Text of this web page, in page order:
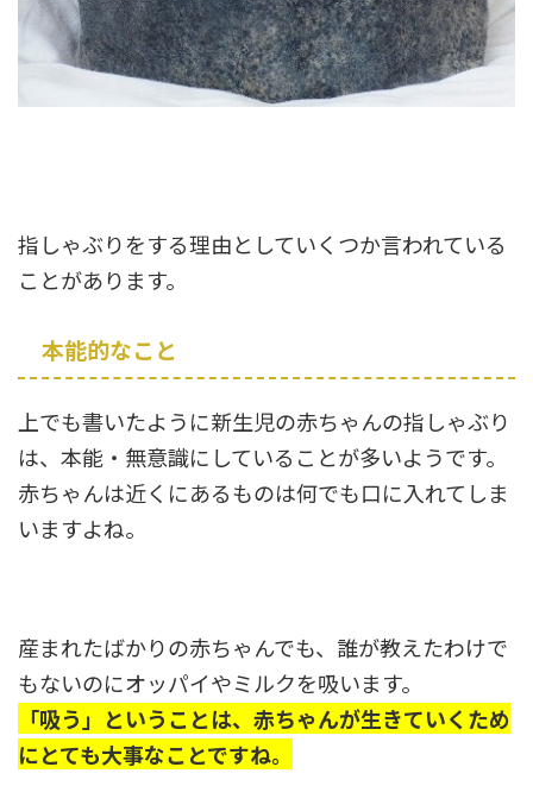
指しゃぶりをする理由としていくつか言われている
ことがあります。
本能的なこと
上でも書いたように新生児の赤ちゃんの指しゃぶり
は、本能・無意識にしていることが多いようです。
赤ちゃんは近くにあるものは何でも口に入れてしま
いますよね。
産まれたばかりの赤ちゃんでも、誰が教えたわけで
もないのにオッパイやミルクを吸います。
「吸う」ということは、赤ちゃんが生きていくため
にとても大事なことですね。